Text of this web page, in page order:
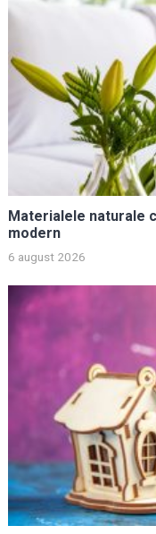
Materialele naturale
modern
6 august 2026